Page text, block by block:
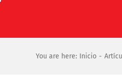
You are here: Inicio